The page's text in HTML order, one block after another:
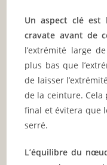
Un aspect clé est
cravate avant de
l’extrémité large
plus bas que
de laisser
de la ceinture.
final et évitera que
serré.
L’équilibre du